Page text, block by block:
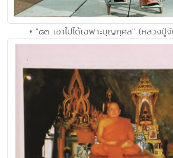
• "๘๓ เอาไปได้เฉพาะบุญกุศล" (หลวงปู่